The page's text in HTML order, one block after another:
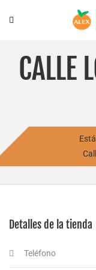
CALLE
Detalles de la tienda
Teléfono